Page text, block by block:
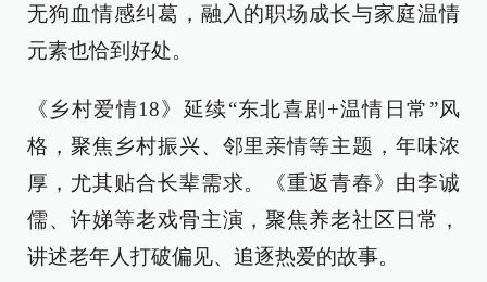
无狗血情感纠葛，融入的职场成长与家庭温情
元素也恰到好处。
《乡村爱情18》延续“东北喜剧+温情日常”风
格，聚焦乡村振兴、邻里亲情等主题，年味浓
厚，尤其贴合长辈需求。《重返青春》由李诚
儒、许娣等老戏骨主演，聚焦养老社区日常，
讲述老年人打破偏见、追逐热爱的故事。